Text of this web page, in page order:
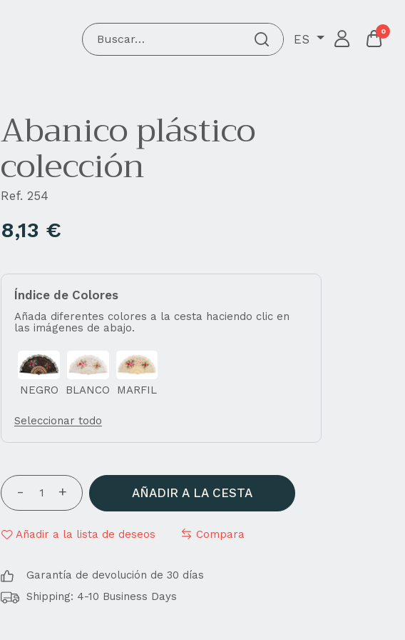
ES
0
Abanico plástico
colección
Índice de Colores
Añada diferentes colores a la cesta haciendo clic en
las imágenes de abajo.
NEGRO BLANCO MARFIL
Seleccionar todo
Ref. 254
8,13 €
AÑADIR A LA CESTA
Añadir a la lista de deseos Compara
Garantía de devolución de 30 días
Shipping: 4-10 Business Days